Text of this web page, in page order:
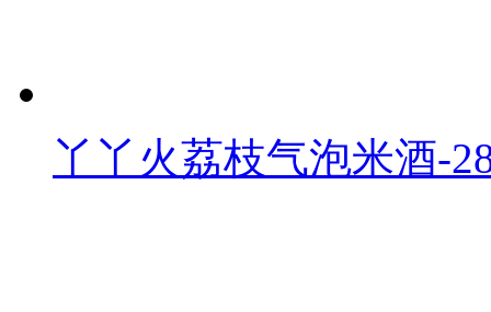
丫丫火荔枝气泡米酒-